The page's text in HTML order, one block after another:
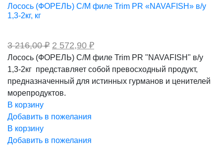
Лосось (ФОРЕЛЬ) С/М филе Trim PR «NAVAFISH» в/у
1,3-2кг, кг
3 216,00₽ Первоначальная
цена
составляла
3
216,00 ₽.
2 572,90 ₽Текущая
цена:
2
572,90 ₽.
Лосось (ФОРЕЛЬ) С/М филе Trim PR "NAVAFISH" в/у
1,3-2кг представляет собой превосходный продукт,
предназначенный для истинных гурманов и ценителей
морепродуктов.
В корзину
Добавить в пожелания
В корзину
Добавить в пожелания